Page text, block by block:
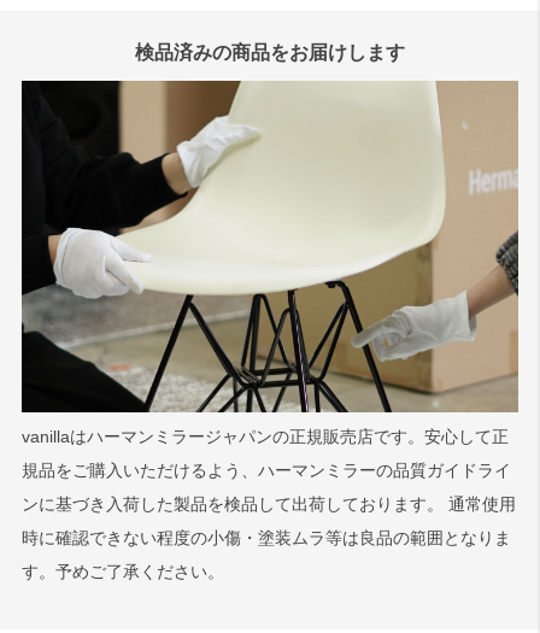
検品済みの商品をお届けします
vanillaはハーマンミラージャパンの正規販売店です。安心して正
規品をご購入いただけるよう、ハーマンミラーの品質ガイドライ
ンに基づき入荷した製品を検品して出荷しております。 通常使用
時に確認できない程度の小傷・塗装ムラ等は良品の範囲となりま
す。予めご了承ください。